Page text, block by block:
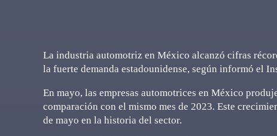
La industria automotriz en México alcanzó cifras
la fuerte demanda estadounidense, según informó el
En mayo, las empresas automotrices en México
comparación con el mismo mes de 2023. Este
de mayo en la historia del sector.